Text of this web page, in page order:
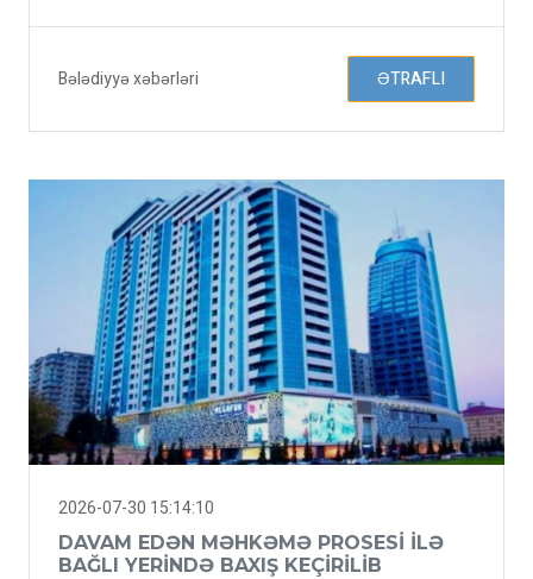
Bələdiyyə xəbərləri ƏTRAFLI
2026-07-30 15:14:10
DAVAM EDƏN MƏHKƏMƏ PROSESI ILƏ
BAĞLI YERINDƏ BAXIŞ KEÇIRILIB